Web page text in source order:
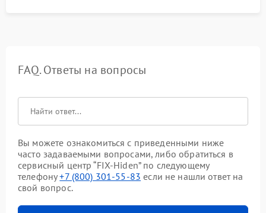
FAQ. Ответы на вопросы
Вы можете ознакомиться с приведенными ниже
часто задаваемыми вопросами, либо обратиться в
сервисный центр “FIX-Hiden” по следующему
телефону+7 (800) 301-55-83 если не нашли ответ на
свой вопрос.